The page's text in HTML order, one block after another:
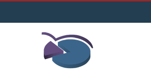
דלג